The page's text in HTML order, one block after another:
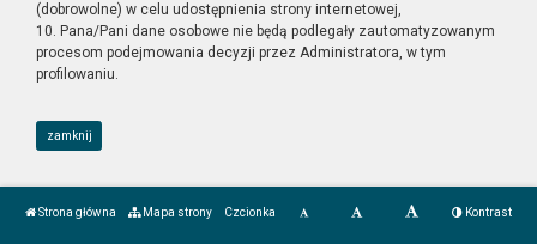
(dobrowolne) w celu udostępnienia strony internetowej,
10. Pana/Pani dane osobowe nie będą podlegały zautomatyzowanym
procesom podejmowania decyzji przez Administratora, w tym
profilowaniu.
zamknij
Strona główna Mapa strony Czcionka Kontrast